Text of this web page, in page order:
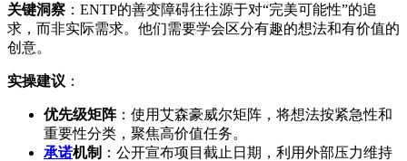
关键洞察 ：ENTP的善变障碍往往源于对“完美可能性”的追
求，而非实际需求。他们需要学会区分有趣的想法和有价值的
创意。
实操建议 ：
优先级矩阵：使用艾森豪威尔矩阵，将想法按紧急性和
重要性分类，聚焦高价值任务。
承诺机制 ：公开宣布项目截止日期，利用外部压力维持